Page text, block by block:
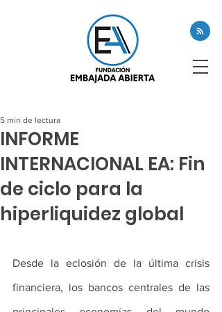
INFORME
INTERNACIONAL EA: Fin
de ciclo para la
hiperliquidez global
5 min de lectura
Desde la eclosión de la última crisis
financiera, los bancos centrales de las